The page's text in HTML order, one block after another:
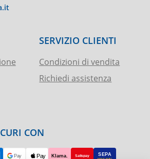
SERVIZIO CLIENTI
Condizioni di vendita
Richiedi assistenza
CON